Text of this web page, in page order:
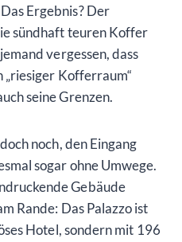
Ergebnis? Der
sündhaft teuren Koffer
vergessen, dass
„riesiger Kofferraum“
seine Grenzen.
noch, den Eingang
sogar ohne Umwege.
Gebäude
Rande: Das Palazzo ist
Hotel, sondern mit 196